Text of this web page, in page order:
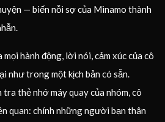
— biến nỗi sợ của Minamo thành
hành động, lời nói, cảm xúc của cô
như trong một kịch bản có sẵn.
thẻ nhớ máy quay của nhóm, cô
quan: chính những người bạn thân